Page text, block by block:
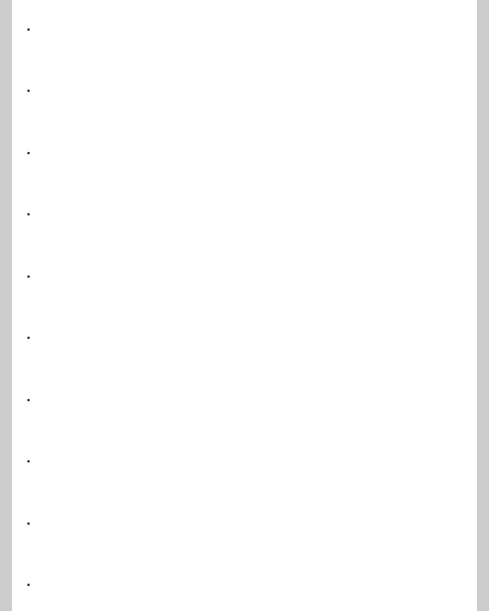
・
・
・
・
・
・
・
・
・
・